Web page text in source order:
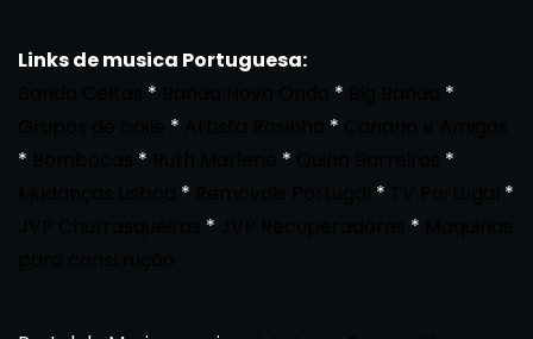
Links de musica Portuguesa:
* *
*
* *
*
* *
*
* *
*
* *